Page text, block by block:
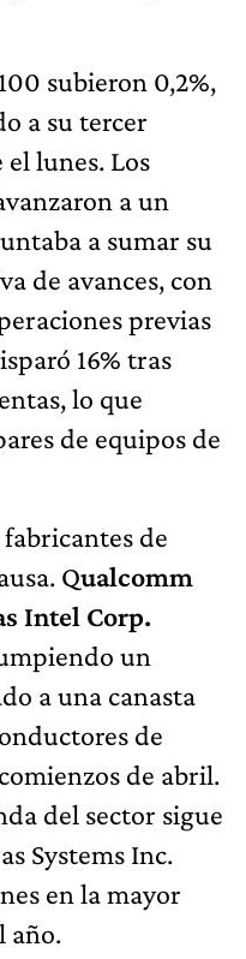
subieron 0,2%,
a su tercer
lunes. Los
a un
a sumar su
de avances, con
previas
16% tras
lo que
de equipos de
de
Qualcomm
Intel Corp.
un
a una canasta
de
de abril.
del sector sigue
Systems Inc.
en la mayor
año.